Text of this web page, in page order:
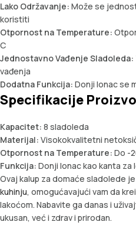
Lako Održavanje: Može se
koristiti
Otpornost na Temperature:
C
Jednostavno Vađenje Sladoleda:
vađenja
Dodatna Funkcija: Donji lonac se
Specifikacije
Kapacitet: 8 sladoleda
Materijal: Visokokvalitetni
Otpornost na Temperature: Do -
Funkcija: Donji lonac kao kanta za
Ovaj kalup za domaće sladolede je
kuhinju, omogućavajući vam da
lakoćom. Nabavite ga danas i
ukusan, već i zdrav i prirodan.